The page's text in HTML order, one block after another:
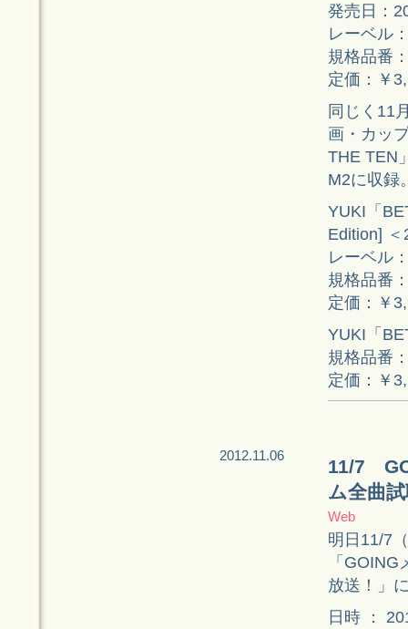
発売日：
レーベル
規格品番
定価：￥
同じく11
画・カッ
THE TEN
M2に収録
YUKI「
Edition]
レーベル
規格品番
定価：￥
YUKI「
規格品番
定価：￥
2012.11.06
11/7
ム全曲
Web
明日11/7
「
放送！」
日時 ：